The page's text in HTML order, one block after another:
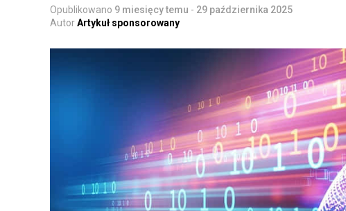
Opublikowano 9 miesięcy temu - 29 października 2025
AutorArtykuł sponsorowany